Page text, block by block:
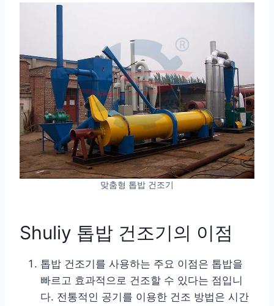
맞춤형 톱밥 건조기
Shuliy 톱밥 건조기의 이점
톱밥 건조기를 사용하는 주요 이점은 톱밥을
빠르고 효과적으로 건조할 수 있다는 점입니
다. 전통적인 공기를 이용한 건조 방법은 시간